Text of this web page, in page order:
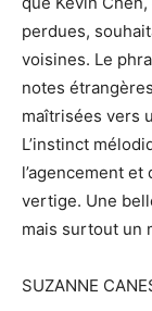
perdues,
voisines. Le
notes
maîtrisées vers
L’instinct
l’agencement et
vertige. Une
mais surtout un
SUZANNE